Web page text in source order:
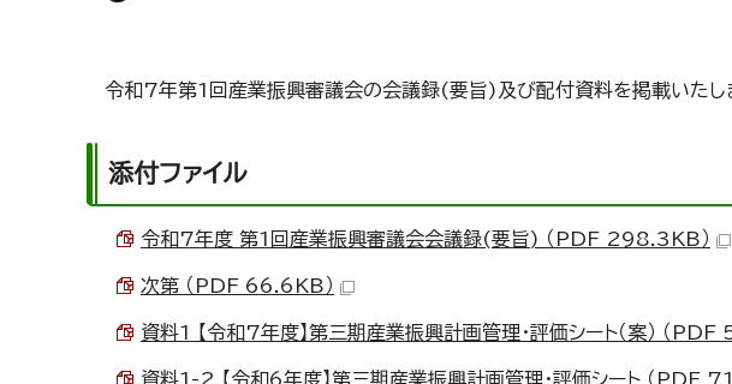
令和7年第1回産業振興審議会の会議録(要旨)及び配付資料を掲載いたし
添付ファイル
令和7年度 第1回産業振興審議会会議録(要旨) （PDF 298.3KB）
次第 （PDF 66.6KB）
資料1 【令和7年度】第三期産業振興計画管理・評価シート（案） （
資料1-2 【令和6年度】第三期産業振興計画管理・評価シート （PDF